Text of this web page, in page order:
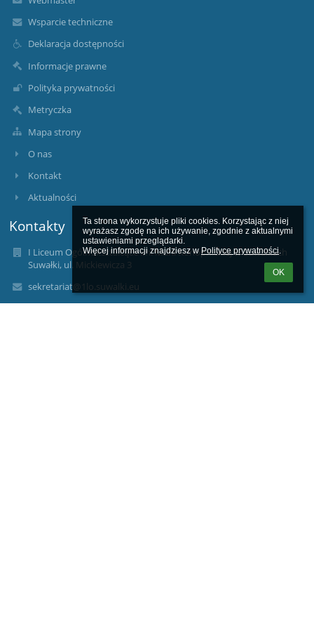
Ta strona wykorzystuje pliki cookies. Korzystając z niej
wyrażasz zgodę na ich używanie, zgodnie z aktualnymi
ustawieniami przeglądarki.
Więcej informacji znajdziesz w Polityce prywatności.
OK
Wsparcie techniczne
Deklaracja dostępności
Informacje prawne
Polityka prywatności
Metryczka
Mapa strony
O nas
Kontakt
Aktualności
Kontakty
I Liceum Ogólnokształcące im. Marii Konopnickiej w Suwałkach
Suwałki, ul. Mickiewicza 3
sekretariat@1lo.suwalki.eu